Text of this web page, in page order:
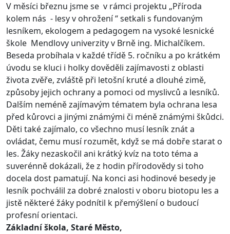
V měsíci březnu jsme se v rámci projektu „Příroda
kolem nás - lesy v ohrožení “ setkali s fundovaným
lesníkem, ekologem a pedagogem na vysoké lesnické
škole Mendlovy univerzity v Brně ing. Michalčíkem.
Beseda probíhala v každé třídě 5. ročníku a po krátkém
úvodu se kluci i holky dověděli zajímavosti z oblasti
života zvěře, zvláště při letošní kruté a dlouhé zimě,
způsoby jejich ochrany a pomoci od myslivců a lesníků.
Dalším neméně zajímavým tématem byla ochrana lesa
před kůrovci a jinými známými či méně známými škůdci.
Děti také zajímalo, co všechno musí lesník znát a
ovládat, čemu musí rozumět, když se má dobře starat o
les. Žáky nezaskočil ani krátký kvíz na toto téma a
suverénně dokázali, že z hodin přírodovědy si toho
docela dost pamatují. Na konci asi hodinové besedy je
lesník pochválil za dobré znalosti v oboru biotopu les a
jistě některé žáky podnítil k přemýšlení o budoucí
profesní orientaci.
Základní škola, Staré Město,